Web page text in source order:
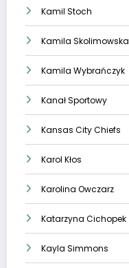
Kamil Stoch
Kamila Skolimowska
Kamila Wybrańczyk
Kanał Sportowy
Kansas City Chiefs
Karol Kłos
Karolina Owczarz
Katarzyna Cichopek
Kayla Simmons